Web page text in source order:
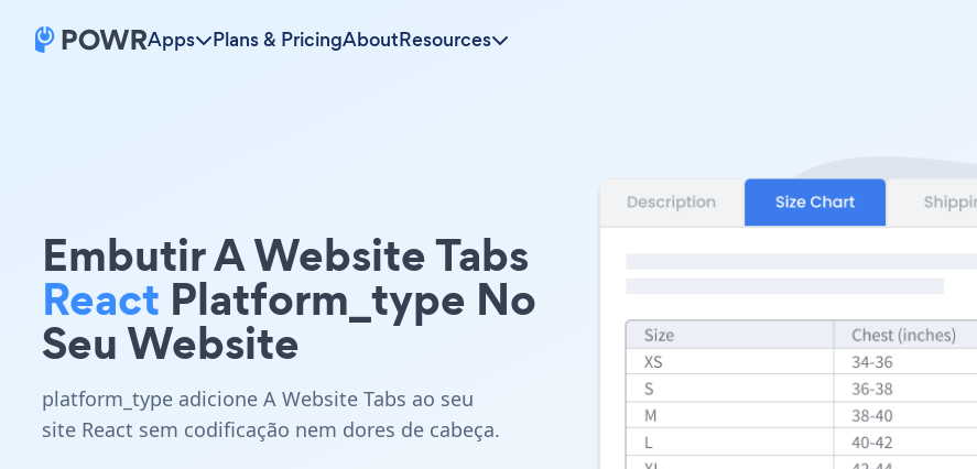
Apps Plans & PricingAboutResources
Embutir A Website Tabs
React Platform_type No
Seu Website
platform_type adicione A Website Tabs ao seu
site React sem codificação nem dores de cabeça.